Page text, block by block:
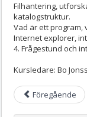
Filhantering,
katalogstruktur.
Vad är ett program,
Internet explorer,
4. Frågestund och
Kursledare: Bo
Föregående